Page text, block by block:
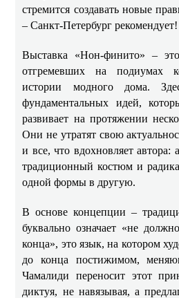
стремится создавать новые
– Санкт-Петербург рекомендует!
Выставка «Нон-финито» –
отгремевших на подиумах
истории модного дома.
фундаментальных идей,
развивает на протяжении
Они не утратят свою
и все, что вдохновляет автора:
традиционный костюм и
одной формы в другую.
В основе концепции –
буквально означает «не
конца», это язык, на котором
до конца постижимом,
Чамалиди переносит этот
диктуя, не навязывая, а